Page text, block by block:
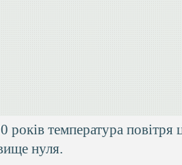
років температура повітря
нуля.